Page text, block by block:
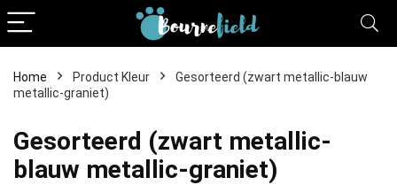
Home Product Kleur
Gesorteerd (zwart metallic-blauw
metallic-graniet)
Gesorteerd (zwart metallic-
blauw metallic-graniet)